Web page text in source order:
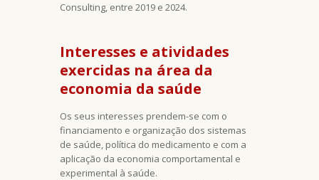
Consulting, entre 2019 e 2024.
Interesses e atividades
exercidas na área da
economia da saúde
Os seus interesses prendem-se com o
financiamento e organização dos sistemas
de saúde, política do medicamento e com a
aplicação da economia comportamental e
experimental à saúde.